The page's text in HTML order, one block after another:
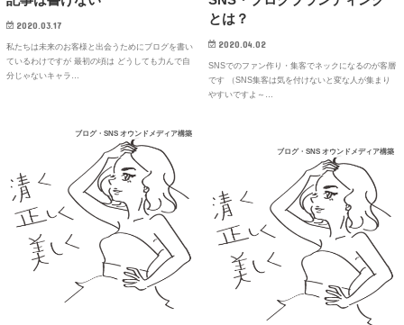
とは？
2020.04.02
SNSでのファン作り・集客でネックになるのが客層
です （SNS集客は気を付けないと変な人が集まり
やすいですよ～…
2020.03.17
私たちは未来のお客様と出会うためにブログを書い
ているわけですが 最初の頃は どうしても力んで自
分じゃないキャラ…
ブログ・SNS オウンドメディア構築
ブログ・SNS オウンドメディア構築